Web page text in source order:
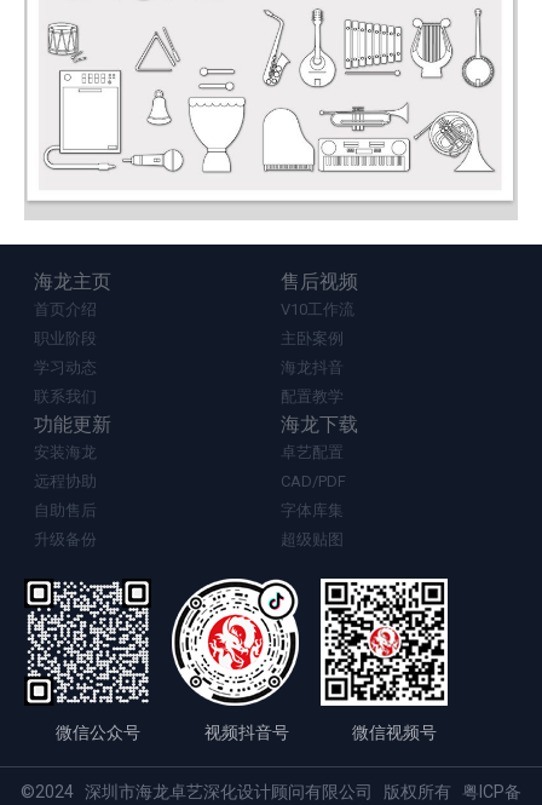
海龙主页
首页介绍
职业阶段
学习动态
联系我们
售后视频
V10工作流
主卧案例
海龙抖音
配置教学
功能更新
安装海龙
远程协助
自助售后
升级备份
海龙下载
卓艺配置
CAD/PDF
字体库集
超级贴图
微信公众号 视频抖音号 微信视频号
©2024 深圳市海龙卓艺深化设计顾问有限公司 版权所有 粤ICP备